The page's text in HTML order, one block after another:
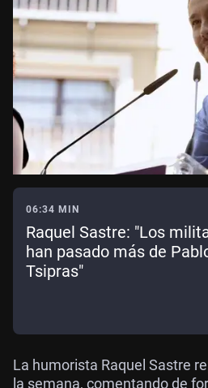
06:34 MIN
Raquel Sastre: "Los
han pasado más de
Tsipras"
La humorista Raquel Sastre
la semana, comentando de